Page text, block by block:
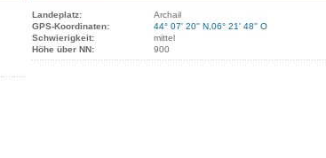
Landeplatz:
Archail
GPS-Koordinaten:
44° 07' 20'' N,06° 21' 48'' O
Schwierigkeit:
mittel
Höhe über NN:
900